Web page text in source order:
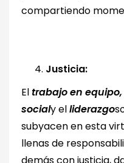
compartiendo
Justicia:
Eltrabajo en
socialy elliderazgo
subyacen en esta
llenas de